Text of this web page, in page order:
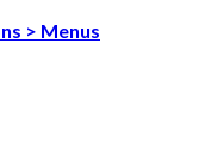
> Menus